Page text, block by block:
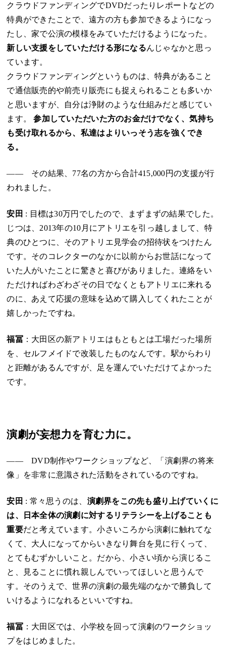
クラウドファンディングでDVDだったりレポートなどの
特典ができたことで、遠方の方も参加できるようになっ
たし、家で公演の模様をみていただけるようになった。
新しい支援をしていただける形になるんじゃなかと思っ
ています。
クラウドファンディングというものは、特典があること
で通信販売的や前売り販売にも捉えられることも多いか
と思いますが、自分は浄財のような仕組みだと感じてい
ます。参加していただいた方のお金だけでなく、気持ち
も受け取れるから、私達はよりいっそう志を強くでき
る。
―― その結果、77名の方から合計415,000円の支援が行
われました。
安田 : 目標は30万円でしたので、まずまずの結果でした。
じつは、2013年の10月にアトリエを引っ越しまして、特
典のひとつに、そのアトリエ見学会の招待状をつけたん
です。そのコレクターのなかに以前からお世話になって
いた人がいたことに驚きと喜びがありました。連絡をい
ただければわざわざその日でなくともアトリエに来れる
のに、あえて応援の意味を込めて購入してくれたことが
嬉しかったですね。
福冨：大田区の新アトリエはもともとは工場だった場所
を、セルフメイドで改装したものなんです。駅からわり
と距離があるんですが、足を運んでいただけてよかった
です。
演劇が妄想力を育む力に。
―― DVD制作やワークショップなど、「演劇界の将来
像」を非常に意識された活動をされているのですね。
安田 : 常々思うのは、 演劇界をこの先も盛り上げていくに
は、日本全体の演劇に対するリテラシーを上げることも
重要だと考えています。小さいころから演劇に触れてな
くて、大人になってからいきなり舞台を見に行くって、
とてもむずかしいこと。だから、小さい頃から演じるこ
と、見ることに慣れ親しんでいってほしいと思うんで
す。そのうえで、世界の演劇の最先端のなかで勝負して
いけるようになれるといいですね。
福冨：大田区では、小学校を回って演劇のワークショッ
プをはじめました。